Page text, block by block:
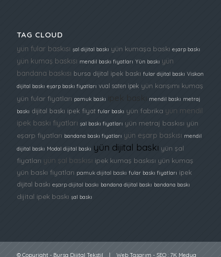
TAG CLOUD
yün fular baskısı şal dijital baskı yün kumaşa baskı eşarp baskı
yün kumaş baskısı mendil baskı fiyatları Yün baskı yün
bandana baskısı bursa dijital ipek baskı fular dijital baskı Viskon
dijital baskı eşarp baskı fiyatları vual saten ipek yün karışımı kumaş
yün fular fiyatları pamuk baskı mendil baskı metraj
baskı dijital baskı ipek fiyat fular baskı yün fabrika yün mendil
ipek baskı fiyatları şal baskı fiyatları yün metraj baskısı yün
eşarp fiyatları bandana baskı fiyatları yün eşarp baskısı mendil
dijital baskı Modal dijital baskı yün dijital baskı yün şal
fiyatları yün şal baskısı ipek kumaş baskısı yün kumaş
yün baskı fiyatları pamuk dijital baskı fular baskı fiyatları ipek
dijital baskı eşarp dijital baskı bandana dijital baskı bandana baskı
dijital ipek baskı şal baskı
© Copyright - Bursa Dijital Tekstil Web Tasarım - SEO: 7K Medya